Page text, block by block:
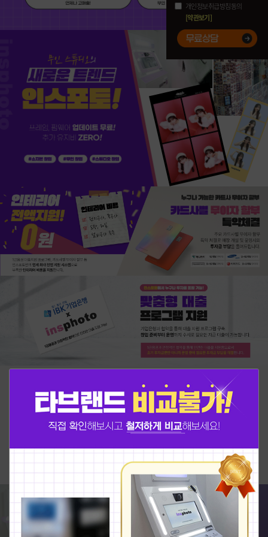
개인정보취급방침동의
[약관보기]